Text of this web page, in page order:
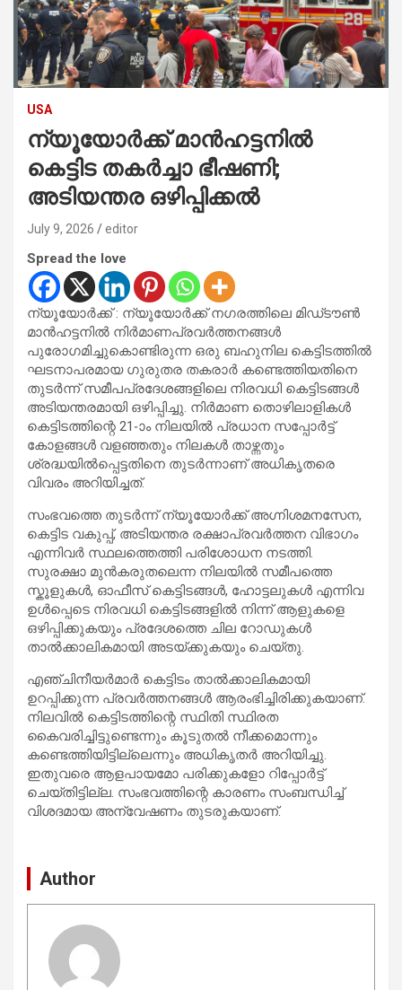
USA
ന്യൂയോർക്ക് മാൻഹട്ടനിൽ
കെട്ടിട തകർച്ചാ ഭീഷണി;
അടിയന്തര ഒഴിപ്പിക്കൽ
July 9, 2026 editor
Spread the love
ന്യൂയോർക്ക് : ന്യൂയോർക്ക് നഗരത്തിലെ മിഡ്‌ടൗൺ
മാൻഹട്ടനിൽ നിർമാണപ്രവർത്തനങ്ങൾ
പുരോഗമിച്ചുകൊണ്ടിരുന്ന ഒരു ബഹുനില കെട്ടിടത്തിൽ
ഘടനാപരമായ ഗുരുതര തകരാർ കണ്ടെത്തിയതിനെ
തുടർന്ന് സമീപപ്രദേശങ്ങളിലെ നിരവധി കെട്ടിടങ്ങൾ
അടിയന്തരമായി ഒഴിപ്പിച്ചു. നിർമാണ തൊഴിലാളികൾ
കെട്ടിടത്തിന്റെ 21-ാം നിലയിൽ പ്രധാന സപ്പോർട്ട്
കോളങ്ങൾ വളഞ്ഞതും നിലകൾ താഴ്ന്നതും
ശ്രദ്ധയിൽപ്പെട്ടതിനെ തുടർന്നാണ് അധികൃതരെ
വിവരം അറിയിച്ചത്.
സംഭവത്തെ തുടർന്ന് ന്യൂയോർക്ക് അഗ്നിശമനസേന,
കെട്ടിട വകുപ്പ്, അടിയന്തര രക്ഷാപ്രവർത്തന വിഭാഗം
എന്നിവർ സ്ഥലത്തെത്തി പരിശോധന നടത്തി.
സുരക്ഷാ മുൻകരുതലെന്ന നിലയിൽ സമീപത്തെ
സ്കൂളുകൾ, ഓഫീസ് കെട്ടിടങ്ങൾ, ഹോട്ടലുകൾ എന്നിവ
ഉൾപ്പെടെ നിരവധി കെട്ടിടങ്ങളിൽ നിന്ന് ആളുകളെ
ഒഴിപ്പിക്കുകയും പ്രദേശത്തെ ചില റോഡുകൾ
താൽക്കാലികമായി അടയ്ക്കുകയും ചെയ്തു.
എഞ്ചിനീയർമാർ കെട്ടിടം താൽക്കാലികമായി
ഉറപ്പിക്കുന്ന പ്രവർത്തനങ്ങൾ ആരംഭിച്ചിരിക്കുകയാണ്.
നിലവിൽ കെട്ടിടത്തിന്റെ സ്ഥിതി സ്ഥിരത
കൈവരിച്ചിട്ടുണ്ടെന്നും കൂടുതൽ നീക്കമൊന്നും
കണ്ടെത്തിയിട്ടില്ലെന്നും അധികൃതർ അറിയിച്ചു.
ഇതുവരെ ആളപായമോ പരിക്കുകളോ റിപ്പോർട്ട്
ചെയ്തിട്ടില്ല. സംഭവത്തിന്റെ കാരണം സംബന്ധിച്ച്
വിശദമായ അന്വേഷണം തുടരുകയാണ്.
Author